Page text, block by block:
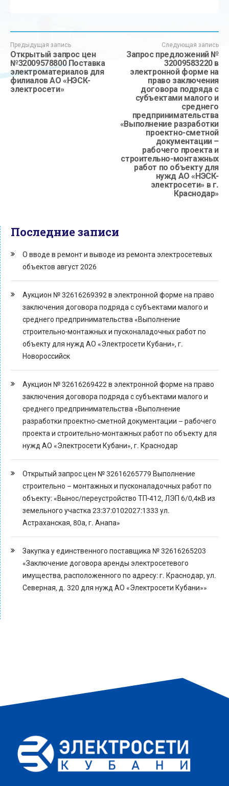
Предыдущая запись
Открытый запрос цен
№32009578800 Поставка
электроматериалов для
филиалов АО «НЭСК-
электросети»
Следующая запись
Запрос предложений №
32009583220 в
электронной форме на
право заключения
договора подряда с
субъектами малого и
среднего
предпринимательства
«Выполнение разработки
проектно-сметной
документации –
рабочего проекта и
строительно-монтажных
работ по объекту для
нужд АО «НЭСК-
электросети» в г.
Краснодар»
Последние записи
О вводе в ремонт и выводе из ремонта электросетевых
объектов август 2026
Аукцион № 32616269392 в электронной форме на право
заключения договора подряда с субъектами малого и
среднего предпринимательства «Выполнение
строительно-монтажных и пусконаладочных работ по
объекту для нужд АО «Электросети Кубани», г.
Новороссийск
Аукцион № 32616269422 в электронной форме на право
заключения договора подряда с субъектами малого и
среднего предпринимательства «Выполнение
разработки проектно-сметной документации – рабочего
проекта и строительно-монтажных работ по объекту для
нужд АО «Электросети Кубани», г. Краснодар
Открытый запрос цен № 32616265779 Выполнение
строительно – монтажных и пусконаладочных работ по
объекту: «Вынос/переустройство ТП-412, ЛЭП 6/0,4кВ из
земельного участка 23:37:0102027:1333 ул.
Астраханская, 80а, г. Анапа»
Закупка у единственного поставщика № 32616265203
«Заключение договора аренды электросетевого
имущества, расположенного по адресу: г. Краснодар, ул.
Северная, д. 320 для нужд АО «Электросети Кубани»»